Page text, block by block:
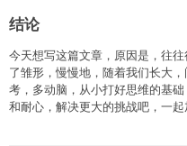
结论
今天想写这篇文章，原因是，往
了雏形，慢慢地，随着我们长大
考，多动脑，从小打好思维的基
和耐心，解决更大的挑战吧，一起